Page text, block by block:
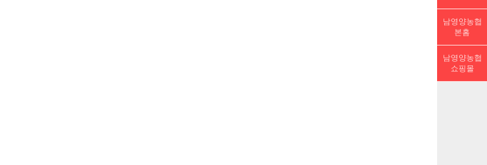
남영양농협
본홈
남영양농협
쇼핑몰